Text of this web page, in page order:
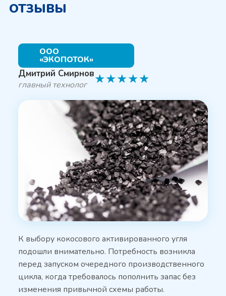
ОТЗЫВЫ
ООО
«ЭКОПОТОК»
Дмитрий Смирнов
главный технолог ★★★★★
К выбору кокосового активированного угля
подошли внимательно. Потребность возникла
перед запуском очередного производственного
цикла, когда требовалось пополнить запас без
изменения привычной схемы работы.